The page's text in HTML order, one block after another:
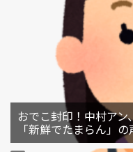
おでこ封印！中村ア
「新鮮でたまらん」